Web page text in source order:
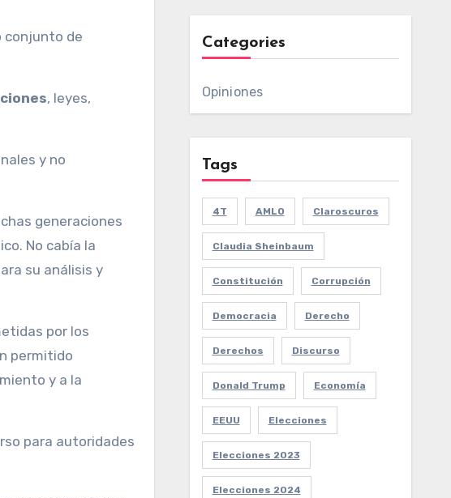
conjunto de
, leyes,
y no
generaciones
No cabía la
su análisis y
por los
permitido
y a la
para autoridades
Categories
Opiniones
Tags
4T AMLO Claroscuros
Claudia Sheinbaum
Constitución Corrupción
Democracia Derecho
Derechos Discurso
Donald Trump Economía
EEUU Elecciones
Elecciones 2023
Elecciones 2024